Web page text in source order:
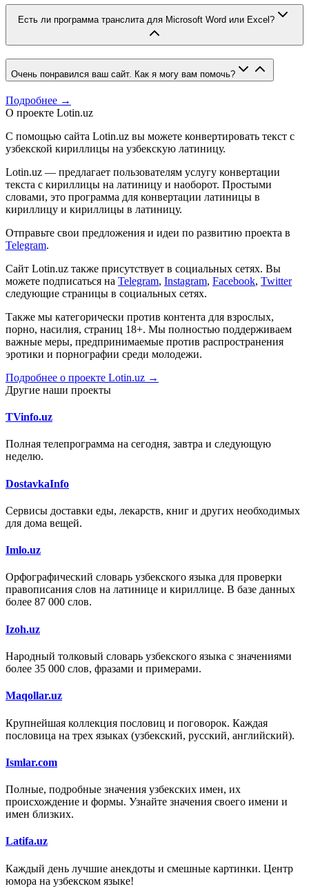
Есть ли программа транслита для Microsoft Word или Excel?
Очень понравился ваш сайт. Как я могу вам помочь?
Подробнее →
О проекте Lotin.uz
С помощью сайта Lotin.uz вы можете конвертировать текст с
узбекской кириллицы на узбекскую латиницу.
Lotin.uz — предлагает пользователям услугу конвертации
текста с кириллицы на латиницу и наоборот. Простыми
словами, это программа для конвертации латиницы в
кириллицу и кириллицы в латиницу.
Отправьте свои предложения и идеи по развитию проекта в
Telegram.
Сайт Lotin.uz также присутствует в социальных сетях. Вы
можете подписаться на Telegram, Instagram, Facebook, Twitter
следующие страницы в социальных сетях.
Также мы категорически против контента для взрослых,
порно, насилия, страниц 18+. Мы полностью поддерживаем
важные меры, предпринимаемые против распространения
эротики и порнографии среди молодежи.
Подробнее о проекте Lotin.uz →
Другие наши проекты
TVinfo.uz
Полная телепрограмма на сегодня, завтра и следующую
неделю.
DostavkaInfo
Сервисы доставки еды, лекарств, книг и других необходимых
для дома вещей.
Imlo.uz
Орфографический словарь узбекского языка для проверки
правописания слов на латинице и кириллице. В базе данных
более 87 000 слов.
Izoh.uz
Народный толковый словарь узбекского языка с значениями
более 35 000 слов, фразами и примерами.
Maqollar.uz
Крупнейшая коллекция пословиц и поговорок. Каждая
пословица на трех языках (узбекский, русский, английский).
Ismlar.com
Полные, подробные значения узбекских имен, их
происхождение и формы. Узнайте значения своего имени и
имен близких.
Latifa.uz
Каждый день лучшие анекдоты и смешные картинки. Центр
юмора на узбекском языке!